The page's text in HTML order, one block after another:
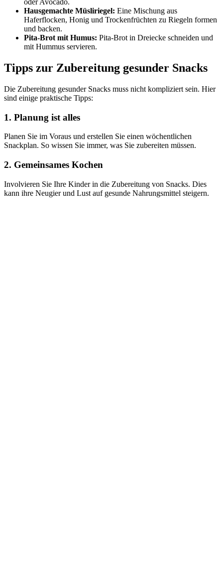
oder Avocado.
Hausgemachte Müsliriegel: Eine Mischung aus
Haferflocken, Honig und Trockenfrüchten zu Riegeln formen
und backen.
Pita-Brot mit Humus: Pita-Brot in Dreiecke schneiden und
mit Hummus servieren.
Tipps zur Zubereitung gesunder Snacks
Die Zubereitung gesunder Snacks muss nicht kompliziert sein. Hier
sind einige praktische Tipps:
1. Planung ist alles
Planen Sie im Voraus und erstellen Sie einen wöchentlichen
Snackplan. So wissen Sie immer, was Sie zubereiten müssen.
2. Gemeinsames Kochen
Involvieren Sie Ihre Kinder in die Zubereitung von Snacks. Dies
kann ihre Neugier und Lust auf gesunde Nahrungsmittel steigern.